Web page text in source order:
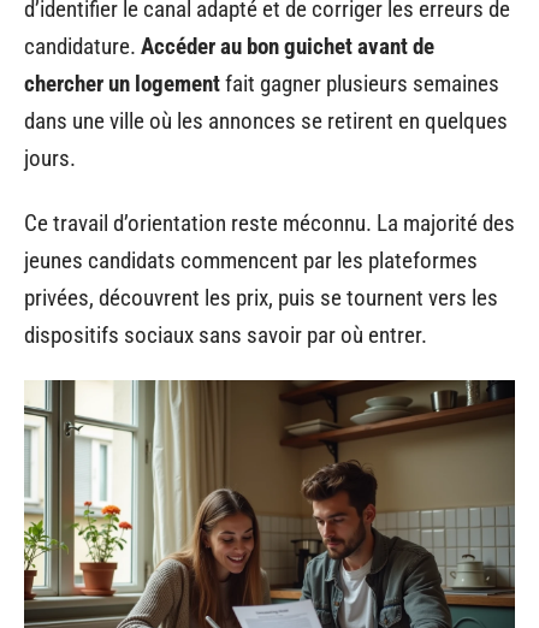
d’identifier le canal adapté et de corriger les erreurs de
candidature. Accéder au bon guichet avant de
chercher un logementfait gagner plusieurs semaines
dans une ville où les annonces se retirent en quelques
jours.
Ce travail d’orientation reste méconnu. La majorité des
jeunes candidats commencent par les plateformes
privées, découvrent les prix, puis se tournent vers les
dispositifs sociaux sans savoir par où entrer.